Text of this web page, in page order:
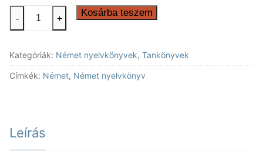
Újlatin és orosz nyelv
Präsentationen
- + Kosárba teszem
Kategóriák: Német nyelvkönyvek, Tankönyvek
Címkék: Német, Német nyelvkönyv
Leírás